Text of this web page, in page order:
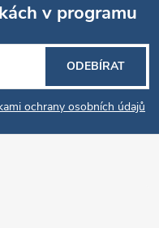
v programu
ochrany osobních údajů
ODEBÍRAT